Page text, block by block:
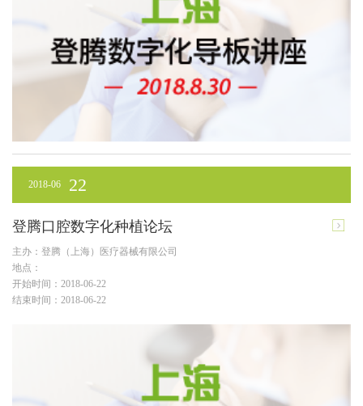
2018-06 22
登腾口腔数字化种植论坛
主办：登腾（上海）医疗器械有限公司
地点：
开始时间：2018-06-22
结束时间：2018-06-22